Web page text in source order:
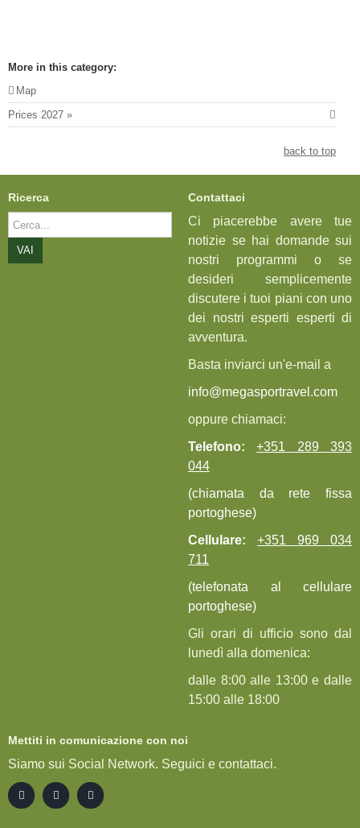
More in this category:
Map
Prices 2027 »
back to top
Ricerca
Cerca...
VAI
Contattaci
Ci piacerebbe avere tue
notizie se hai domande sui
nostri programmi o se
desideri semplicemente
discutere i tuoi piani con uno
dei nostri esperti esperti di
avventura.
Basta inviarci un'e-mail a
info@megasportravel.com
oppure chiamaci:
Telefono:
+351 289 393
044
(chiamata da rete fissa
portoghese)
Cellulare:
+351 969 034
711
(telefonata al cellulare
portoghese)
Gli orari di ufficio sono dal
lunedì alla domenica:
dalle 8:00 alle 13:00 e dalle
15:00 alle 18:00
Mettiti in comunicazione con noi
Siamo sui Social Network. Seguici e contattaci.